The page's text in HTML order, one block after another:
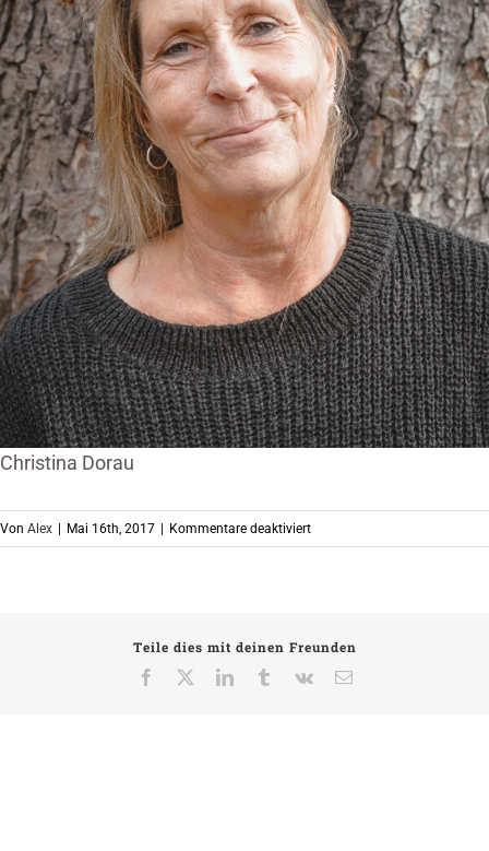
Christina Dorau
Von Alex Mai 16th, 2017 Kommentare deaktiviertfür
Christina
Teile dies mit deinen Freunden
Facebook
LinkedInTumblrVk
E-